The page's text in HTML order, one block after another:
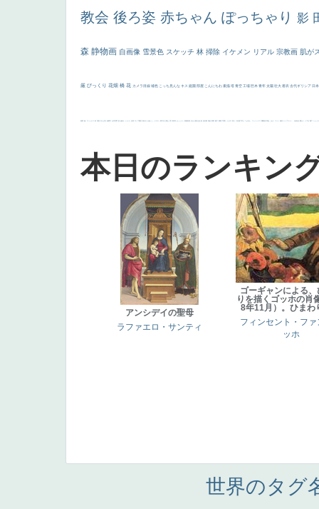
教会 後ろ姿 赤ちゃん ぽっちゃり 影
森 静物画 自画像 雪景色 スケッチ 林 掃除 イケメン リアル 宗教画 肌が
厳 びっくり 花畑 橋 花 カメラ目線 補色 こっち見んな キス 庭園 部屋 こんにちわ 素描 塔 青空 工場 巨木 青年 太陽 壮大 着衣 古代ギリシア 日
画質 last ヴィーナス 剣 白人少女 食事中 山本芳翠 麦 alciato ハーレム 女神 ローマ教皇 奥行き 火起こし シスター 東方の三博士 114514 かっこいい 受胎告知 天から覗き込む顔 設計図 挿絵 群衆 親子 裸婦 可愛い ピサロ ＃名画で学ぶ「たるみ」 ニーソックス 躍動感 黄色 こわい コート 畦道 レンブラント・ sekkusu 暖かい バブみ 靴下 ショッ
本日のランキン
アンシデイの聖母
ラファエロ・サンティ
ゴーギャンによる、
りを描くゴッホの肖
8年11月）。ひまわ
フィンセント・ファ
ッホ
世界のタグ